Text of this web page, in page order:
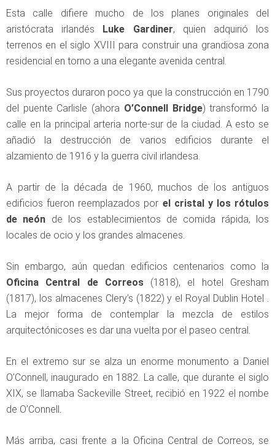
Esta calle difiere mucho de los planes originales del
aristócrata irlandés Luke Gardiner, quien adquirió los
terrenos en el siglo XVIII para construir una grandiosa zona
residencial en torno a una elegante avenida central.
Sus proyectos duraron poco ya que la construcción en 1790
del puente Carlisle (ahora O’Connell Bridge) transformó la
calle en la principal arteria norte-sur de la ciudad. A esto se
añadió la destrucción de varios edificios durante el
alzamiento de 1916 y la guerra civil irlandesa.
A partir de la década de 1960, muchos de los antiguos
edificios fueron reemplazados por el cristal y los rótulos
de neón de los establecimientos de comida rápida, los
locales de ocio y los grandes almacenes.
Sin embargo, aún quedan edificios centenarios como la
Oficina Central de Correos(1818), el hotel Gresham
(1817), los almacenes Clery’s (1822) y el Royal Dublin Hotel .
La mejor forma de contemplar la mezcla de estilos
arquitectónicoses es dar una vuelta por el paseo central.
En el extremo sur se alza un enorme monumento a Daniel
O’Connell, inaugurado en 1882. La calle, que durante el siglo
XIX, se llamaba Sackeville Street, recibió en 1922 el nombe
de O’Connell.
Más arriba, casi frente a la Oficina Central de Correos, se